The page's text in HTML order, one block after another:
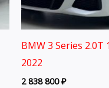
BMW 3 Series 2.0T
2022
2 838 800₽